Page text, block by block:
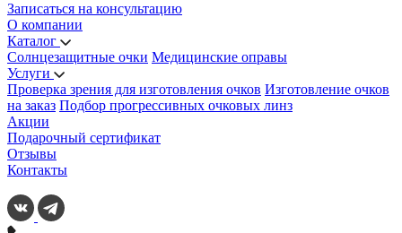
Записаться на консультацию
О компании
Каталог
Солнцезащитные очки Медицинские оправы
Услуги
Проверка зрения для изготовления очков Изготовление очков
на заказ Подбор прогрессивных очковых линз
Акции
Подарочный сертификат
Отзывы
Контакты